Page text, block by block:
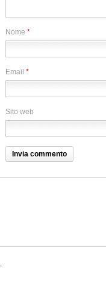
Nome *
Email *
Sito web